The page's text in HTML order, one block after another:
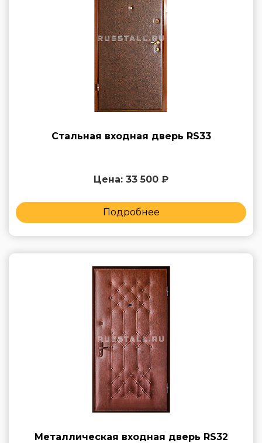
Стальная входная дверь RS33
Цена: 33 500 ₽
Подробнее
Металлическая входная дверь RS32